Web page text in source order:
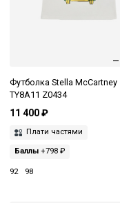
Футболка Stella McCartney
TY8A11 Z0434
11 400 ₽
Плати частями
Баллы +798 ₽
92 98